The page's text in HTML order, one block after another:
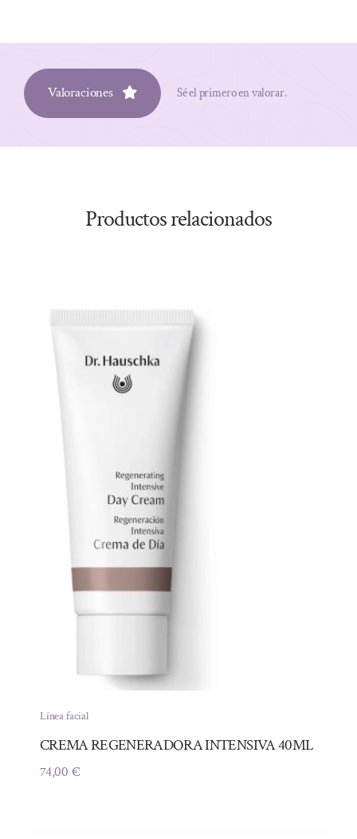
Valoraciones Sé el primero en valorar.
Productos relacionados
Línea facial
CREMA REGENERADORA INTENSIVA 40ML
74,00 €